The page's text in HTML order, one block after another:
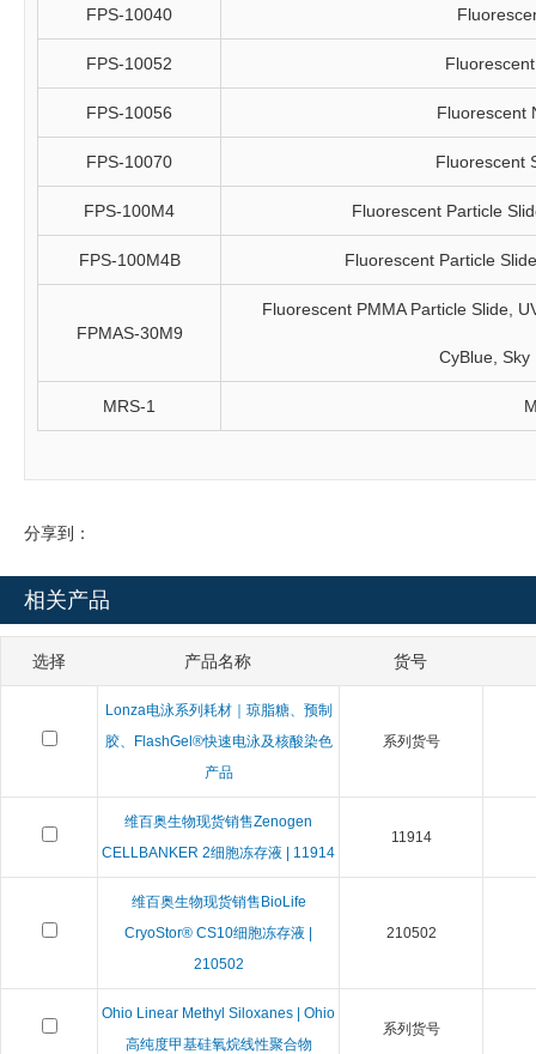
FPS-10040
FPS-10052
FPS-10056 Fluorescent
FPS-10070 Fluorescent
FPS-100M4 Fluorescent Particle
FPS-100M4B Fluorescent Particle
FPMAS-30M9
Fluorescent PMMA Particle Slide,
CyBlue,
MRS-1
分享到：
相关产品
选择 产品名称 货号
Lonza电泳系列耗材｜琼脂糖、预制
胶、FlashGel®快速电泳及核酸染色
产品
系列货号
维百奥生物现货销售Zenogen
CELLBANKER 2细胞冻存液 | 11914
11914
维百奥生物现货销售BioLife
CryoStor® CS10细胞冻存液 |
210502
210502
Ohio Linear Methyl Siloxanes | Ohio
高纯度甲基硅氧烷线性聚合物
系列货号